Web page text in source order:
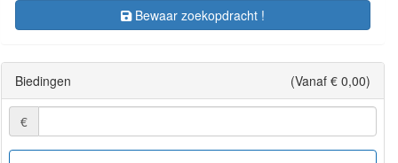
Bewaar zoekopdracht !
Biedingen (Vanaf € 0,00)
€